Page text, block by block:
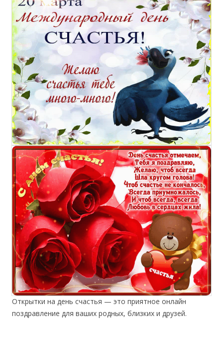
Открытки на день счастья — это приятное онлайн
поздравление для ваших родных, близких и друзей.